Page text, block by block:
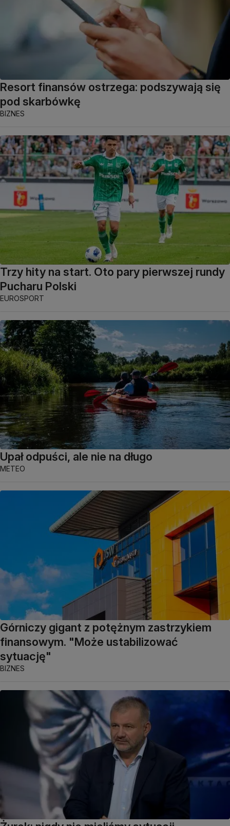
Resort finansów ostrzega: podszywają się
pod skarbówkę
BIZNES
Trzy hity na start. Oto pary pierwszej rundy
Pucharu Polski
EUROSPORT
Upał odpuści, ale nie na długo
METEO
Górniczy gigant z potężnym zastrzykiem
finansowym. "Może ustabilizować
sytuację"
BIZNES